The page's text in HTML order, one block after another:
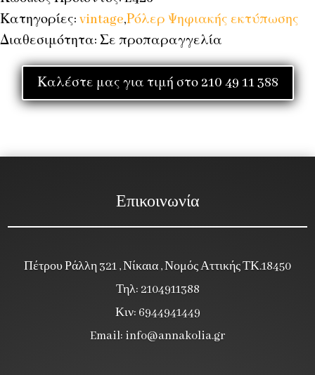
Κατηγορίες: vintage,Ρόλερ Ψηφιακής εκτύπωσης
Διαθεσιμότητα: Σε προπαραγγελία
Καλέστε μας για τιμή στο 210 49 11 388
Επικοινωνία
Πέτρου Ράλλη 321 , Νίκαια , Νομός Αττικής ΤΚ.18450
Τηλ: 2104911388
Κιν: 6944941449
Email: info@annakolia.gr